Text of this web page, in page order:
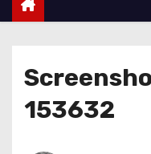
153632